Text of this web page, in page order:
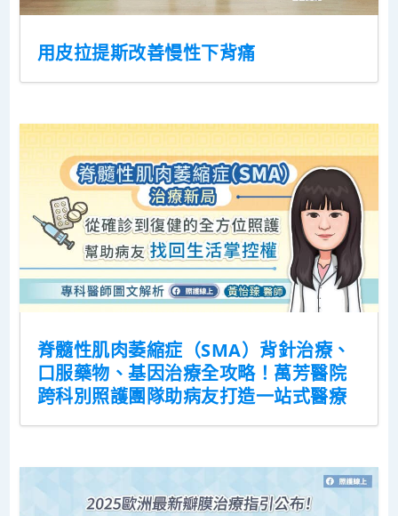
用皮拉提斯改善慢性下背痛
脊髓性肌肉萎縮症（SMA）背針治療、
口服藥物、基因治療全攻略！萬芳醫院
跨科別照護團隊助病友打造一站式醫療